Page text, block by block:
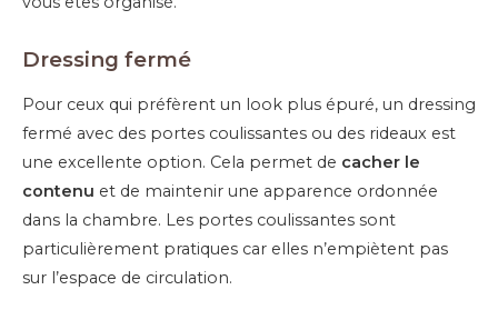
Dressing fermé
Pour ceux qui préfèrent un look plus épuré, un dressing
fermé avec des portes coulissantes ou des rideaux est
une excellente option. Cela permet de cacher le
contenu et de maintenir une apparence ordonnée
dans la chambre. Les portes coulissantes sont
particulièrement pratiques car elles n’empiètent pas
sur l’espace de circulation.